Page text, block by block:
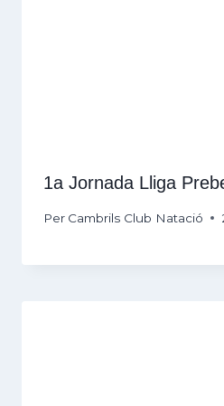
1a Jornada Lliga
Per Cambrils Club Natació